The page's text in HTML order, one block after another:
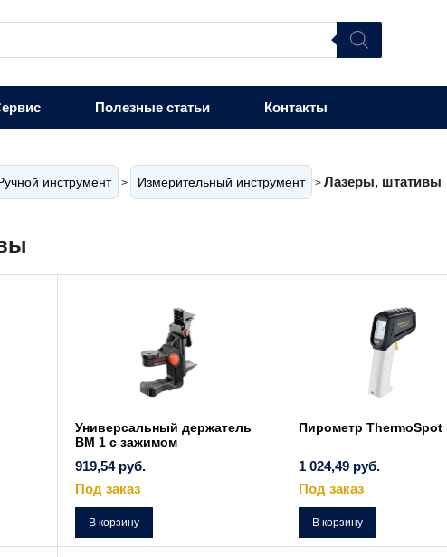
Полезные статьи Контакты
инструмент > Измерительный инструмент > Лазеры, штативы
Универсальный держатель
BM 1 с зажимом
919,54 руб.
Под заказ
В корзину
Пирометр ThermoSpot
1 024,49 руб.
Под заказ
В корзину